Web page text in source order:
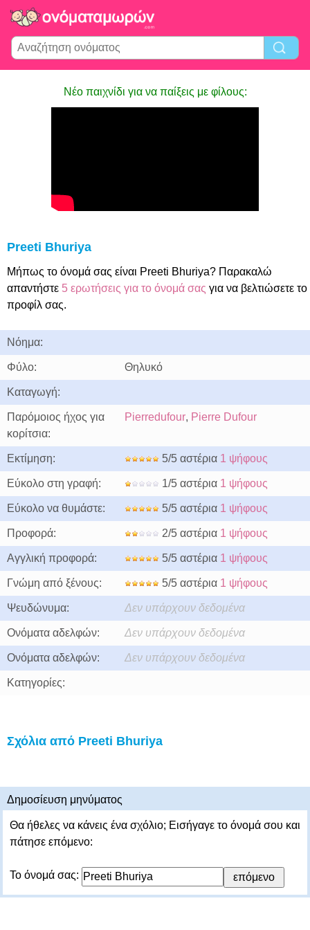
Νέο παιχνίδι για να παίξεις με φίλους:
Preeti Bhuriya
Μήπως το όνομά σας είναι Preeti Bhuriya? Παρακαλώ
απαντήστε 5 ερωτήσεις για το όνομά σας για να βελτιώσετε το
προφίλ σας.
Νόημα:
Φύλο: Θηλυκό
Καταγωγή:
Παρόμοιος ήχος για
κορίτσια:
Pierredufour, Pierre Dufour
Εκτίμηση: 5/5 αστέρια 1 ψήφους
Εύκολο στη γραφή: 1/5 αστέρια 1 ψήφους
Εύκολο να θυμάστε: 5/5 αστέρια 1 ψήφους
Προφορά: 2/5 αστέρια 1 ψήφους
Αγγλική προφορά: 5/5 αστέρια 1 ψήφους
Γνώμη από ξένους: 5/5 αστέρια 1 ψήφους
Ψευδώνυμα: Δεν υπάρχουν δεδομένα
Ονόματα αδελφών: Δεν υπάρχουν δεδομένα
Ονόματα αδελφών: Δεν υπάρχουν δεδομένα
Κατηγορίες:
Σχόλια από Preeti Bhuriya
Δημοσίευση μηνύματος
Θα ήθελες να κάνεις ένα σχόλιο; Εισήγαγε το όνομά σου και
πάτησε επόμενο:
Το όνομά σας: